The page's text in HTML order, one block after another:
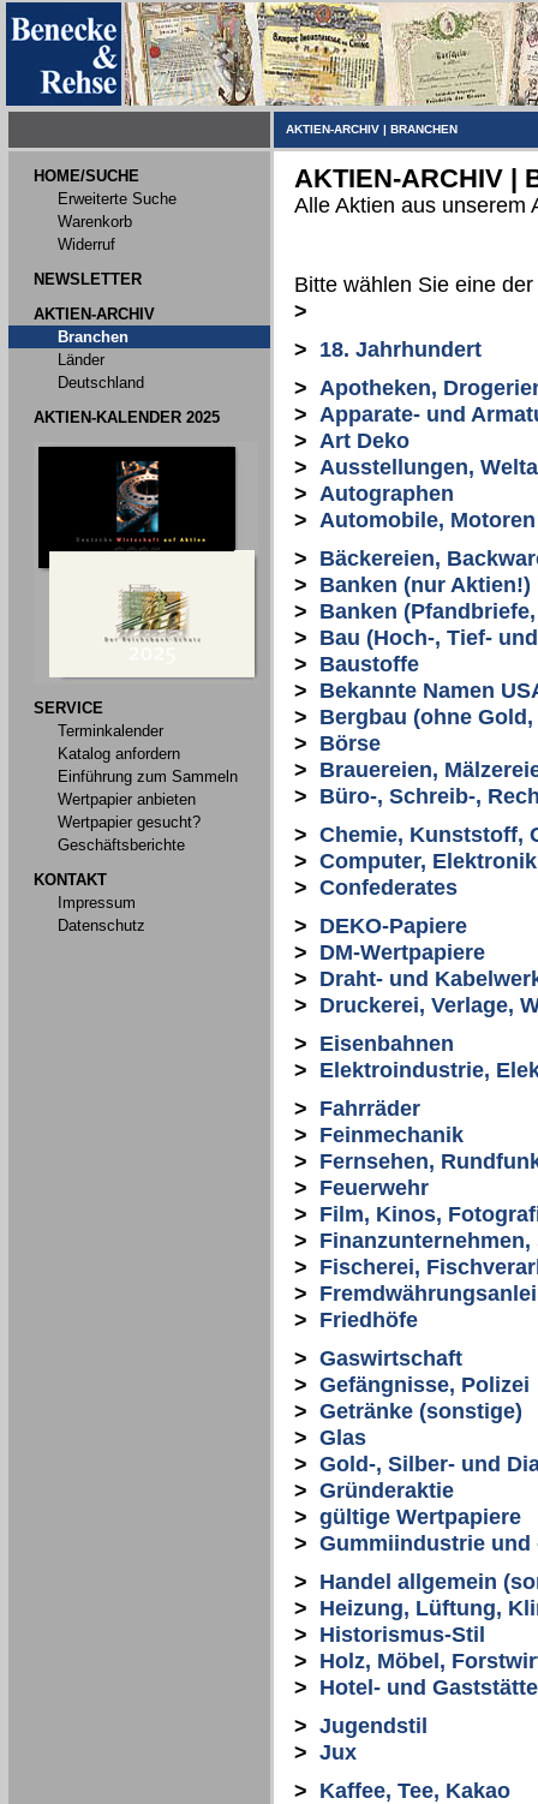
AKTIEN-ARCHIV | BRANCHEN
HOME/SUCHE
Erweiterte Suche
Warenkorb
Widerruf
NEWSLETTER
AKTIEN-ARCHIV
Branchen
Länder
Deutschland
AKTIEN-KALENDER 2025
SERVICE
Terminkalender
Katalog anfordern
Einführung zum Sammeln
Wertpapier anbieten
Wertpapier gesucht?
Geschäftsberichte
KONTAKT
Impressum
Datenschutz
AKTIEN-ARCHIV |
Alle Aktien aus unserem
Bitte wählen Sie eine
>
> 18. Jahrhundert
> Apotheken,
> Apparate- und
> Art Deko
> Ausstellungen,
> Autographen
> Automobile, Motoren
> Bäckereien,
> Banken (nur Aktien!)
> Banken
> Bau (Hoch-, Tief-
> Baustoffe
> Bekannte Namen
> Bergbau (ohne
> Börse
> Brauereien,
> Büro-, Schreib-,
> Chemie, Kunststoff,
> Computer, Elektronik
> Confederates
> DEKO-Papiere
> DM-Wertpapiere
> Draht- und
> Druckerei, Verlage,
> Eisenbahnen
> Elektroindustrie,
> Fahrräder
> Feinmechanik
> Fernsehen,
> Feuerwehr
> Film, Kinos,
>
> Fischerei,
>
> Friedhöfe
> Gaswirtschaft
> Gefängnisse, Polizei
> Getränke (sonstige)
> Glas
> Gold-, Silber- und
> Gründeraktie
> gültige Wertpapiere
> Gummiindustrie und
> Handel allgemein
> Heizung, Lüftung,
> Historismus-Stil
> Holz, Möbel,
> Hotel- und
> Jugendstil
> Jux
> Kaffee, Tee, Kakao